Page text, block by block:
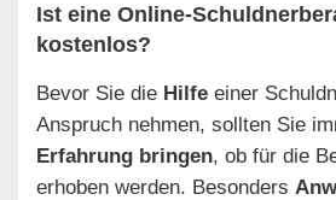
Ist eine Online-
kostenlos?
Bevor Sie die Hilfe einer
Anspruch nehmen, sollten Sie
Erfahrung bringen, ob für die
erhoben werden. Besonders